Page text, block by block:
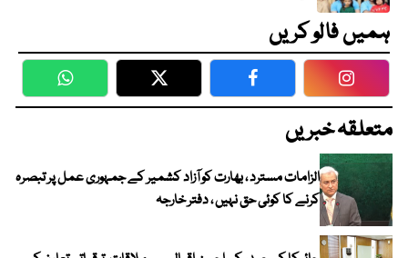
ہمیں فالو کریں
WhatsApp Twitter Facebook
متعلقہ خبریں
الزامات مسترد ، بھارت کو آزاد کشمیر کے جمہوری عمل پر تبصرہ
کرنے کا کوئی حق نہیں ، دفتر خارجہ